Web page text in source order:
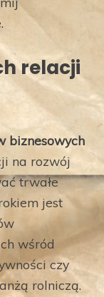
relacji
biznesowych
na rozwój
trwałe
jest
wśród
czy
rolniczą.